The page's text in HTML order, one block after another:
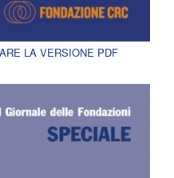
LA VERSIONE PDF